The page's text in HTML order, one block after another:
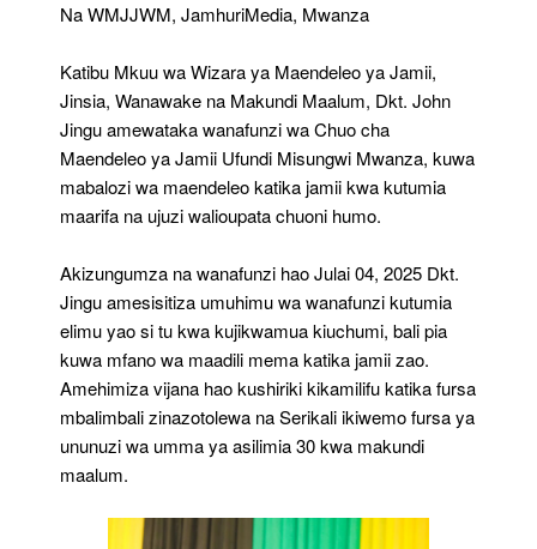
Cha
Ya
Jamii
Misungwi
Kuwa
Mabalozi
Wa
Jamii
Na WMJJWM, JamhuriMedia, Mwanza
‎Katibu Mkuu wa Wizara ya Maendeleo ya Jamii,
Jinsia, Wanawake na Makundi Maalum, Dkt. John
Jingu amewataka wanafunzi wa Chuo cha
Maendeleo ya Jamii Ufundi Misungwi Mwanza, kuwa
mabalozi wa maendeleo katika jamii kwa kutumia
maarifa na ujuzi walioupata chuoni humo.
‎Akizungumza na wanafunzi hao Julai 04, 2025 Dkt.
Jingu amesisitiza umuhimu wa wanafunzi kutumia
elimu yao si tu kwa kujikwamua kiuchumi, bali pia
kuwa mfano wa maadili mema katika jamii zao.
Amehimiza vijana hao kushiriki kikamilifu katika fursa
mbalimbali zinazotolewa na Serikali ikiwemo fursa ya
ununuzi wa umma ya asilimia 30 kwa makundi
maalum.